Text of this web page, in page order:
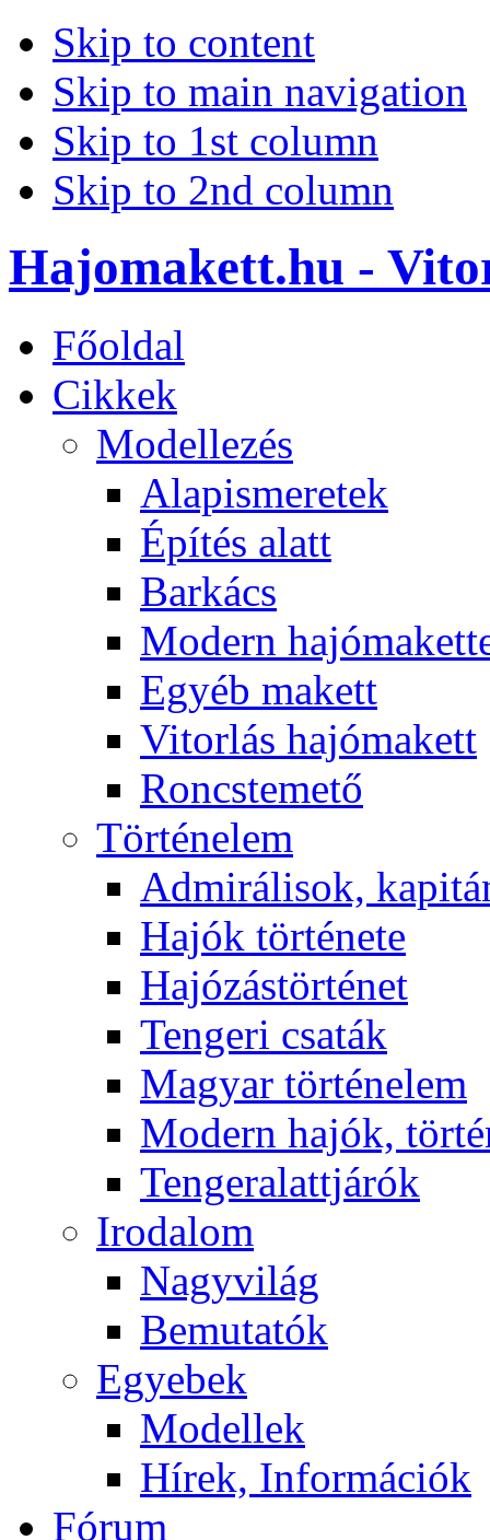
Skip to content
Skip to main navigation
Skip to 1st column
Skip to 2nd column
Hajomakett.hu -
Főoldal
Cikkek
Modellezés
Alapismeretek
Építés alatt
Barkács
Modern
Egyéb makett
Vitorlás hajómakett
Roncstemető
Történelem
Admirálisok,
Hajók története
Hajózástörténet
Tengeri csaták
Magyar történelem
Modern hajók,
Tengeralattjárók
Irodalom
Nagyvilág
Bemutatók
Egyebek
Modellek
Hírek, Információk
Fórum